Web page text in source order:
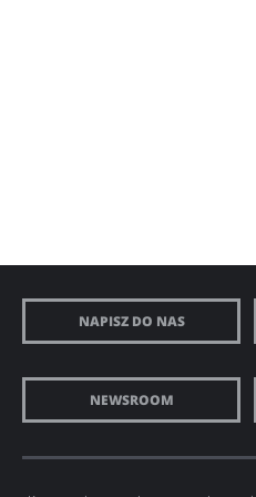
NAPISZ DO NAS
NEWSROOM